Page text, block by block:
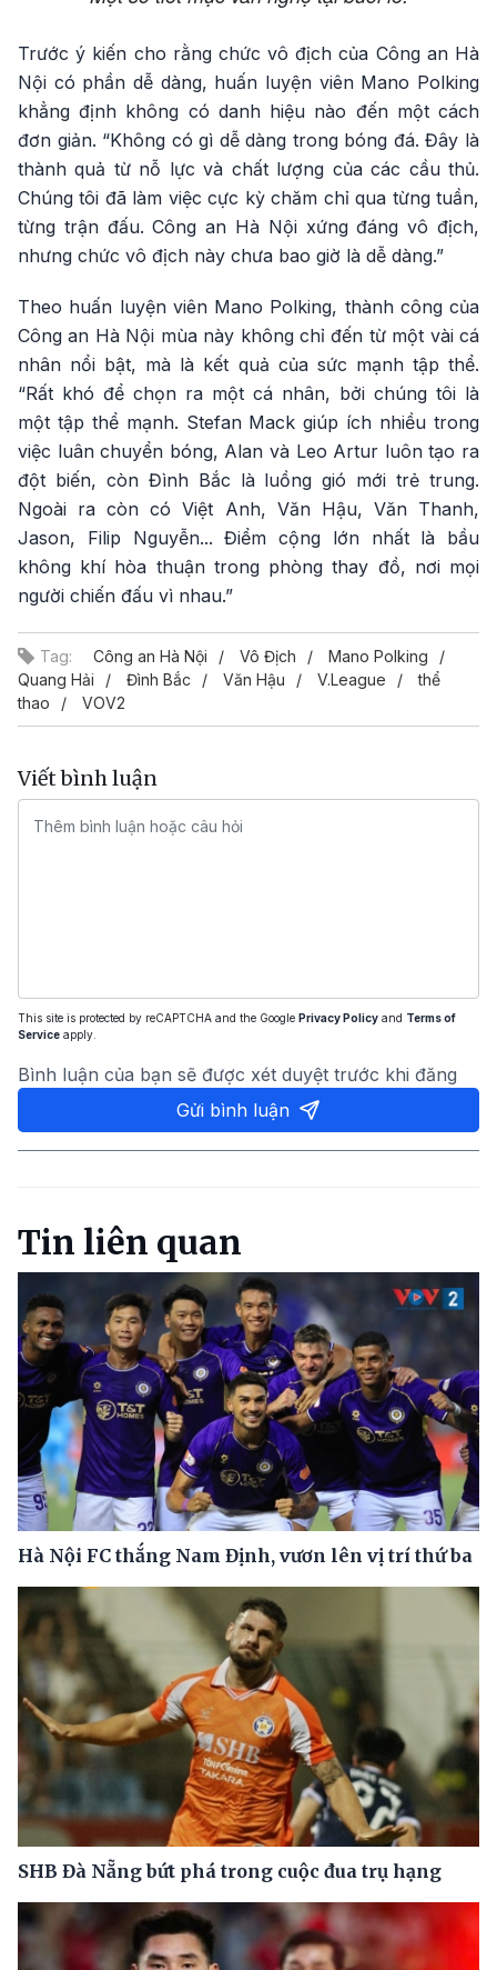
Trước ý kiến cho rằng chức vô địch của Công an Hà
Nội có phần dễ dàng, huấn luyện viên Mano Polking
khẳng định không có danh hiệu nào đến một cách
đơn giản. “Không có gì dễ dàng trong bóng đá. Đây là
thành quả từ nỗ lực và chất lượng của các cầu thủ.
Chúng tôi đã làm việc cực kỳ chăm chỉ qua từng tuần,
từng trận đấu. Công an Hà Nội xứng đáng vô địch,
nhưng chức vô địch này chưa bao giờ là dễ dàng.”
Theo huấn luyện viên Mano Polking, thành công của
Công an Hà Nội mùa này không chỉ đến từ một vài cá
nhân nổi bật, mà là kết quả của sức mạnh tập thể.
“Rất khó để chọn ra một cá nhân, bởi chúng tôi là
một tập thể mạnh. Stefan Mack giúp ích nhiều trong
việc luân chuyển bóng, Alan và Leo Artur luôn tạo ra
đột biến, còn Đình Bắc là luồng gió mới trẻ trung.
Ngoài ra còn có Việt Anh, Văn Hậu, Văn Thanh,
Jason, Filip Nguyễn... Điểm cộng lớn nhất là bầu
không khí hòa thuận trong phòng thay đồ, nơi mọi
người chiến đấu vì nhau.”
Tag: Công an Hà Nội Vô Địch
Mano Polking
Quang Hải
Đình Bắc Văn Hậu V.League
thể
thao
VOV2
Viết bình luận
This site is protected by reCAPTCHA and the Google Privacy Policy and Terms of
Service apply.
Bình luận của bạn sẽ được xét duyệt trước khi đăng
Gửi bình luận
Tin liên quan
Hà Nội FC thắng Nam Định, vươn lên vị trí thứ ba
SHB Đà Nẵng bứt phá trong cuộc đua trụ hạng